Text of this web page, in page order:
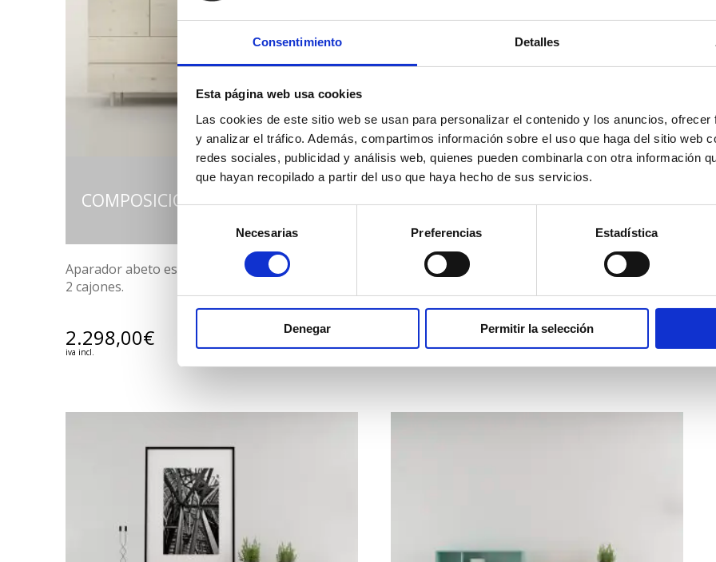
Consentimiento Detalles
Esta página web usa cookies
Las cookies de este sitio web se usan para personalizar el contenido y los anuncios,
y analizar el tráfico. Además, compartimos información sobre el uso que haga del sitio web
redes sociales, publicidad y análisis web, quienes pueden combinarla con otra información
que hayan recopilado a partir del uso que haya hecho de sus servicios.
consentimiento
Necesarias Preferencias Estadística
Denegar Permitir la selección
COMPOSICIÓN F SUOMI
Aparador abeto escandinavo macizo 4 puertas y
2 cajones.
2.298,00€
iva incl.
VER PRODUCTO
COMPOSICIÓN G SUOMI
Mueble tv madera maciza abeto natural suomi
iva incl.
VER PRODUCTO